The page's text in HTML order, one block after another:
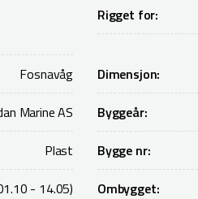
Rigget for:
Fosnavåg Dimensjon:
Marine AS Byggeår:
Plast Bygge nr:
- 14.05) Ombygget: